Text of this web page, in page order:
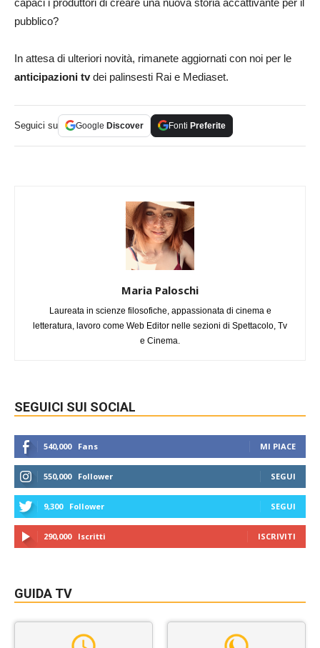
pubblico?
In attesa di ulteriori novità, rimanete aggiornati con noi per le
anticipazioni tvdei palinsesti Rai e Mediaset.
Seguici su Google Discover Fonti Preferite
Maria Paloschi
Laureata in scienze filosofiche, appassionata di cinema e
letteratura, lavoro come Web Editor nelle sezioni di Spettacolo, Tv
e Cinema.
SEGUICI SUI SOCIAL
540,000 Fans MI PIACE
550,000 Follower SEGUI
9,300 Follower SEGUI
290,000 Iscritti ISCRIVITI
GUIDA TV